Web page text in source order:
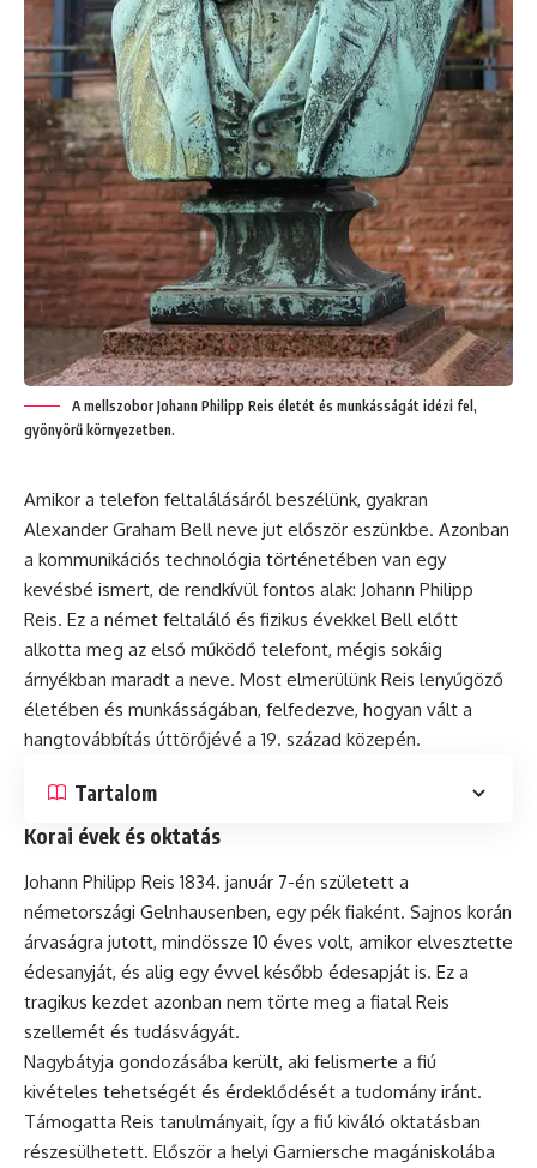
A mellszobor Johann Philipp Reis életét és munkásságát idézi fel,
gyönyörű környezetben.
Amikor a telefon feltalálásáról beszélünk, gyakran
Alexander Graham Bellneve jut először eszünkbe. Azonban
a kommunikációs technológia történetében van egy
kevésbé ismert, de rendkívül fontos alak: Johann Philipp
Reis. Ez a német feltaláló és fizikus évekkel Bell előtt
alkotta meg az első működő telefont, mégis sokáig
árnyékban maradt a neve. Most elmerülünk Reis lenyűgöző
életében és munkásságában, felfedezve, hogyan vált a
hangtovábbítás úttörőjévé a 19. század közepén.
Tartalom
Korai évek és oktatás
Johann Philipp Reis 1834. január 7-én született a
németországi Gelnhausenben, egy pék fiaként. Sajnos korán
árvaságra jutott, mindössze 10 éves volt, amikor elvesztette
édesanyját, és alig egy évvel később édesapját is. Ez a
tragikus kezdet azonban nem törte meg a fiatal Reis
szellemét és tudásvágyát.
Nagybátyja gondozásába került, aki felismerte a fiú
kivételes tehetségét és érdeklődését a tudomány iránt.
Támogatta Reis tanulmányait, így a fiú kiváló oktatásban
részesülhetett. Először a helyi Garniersche magániskolába